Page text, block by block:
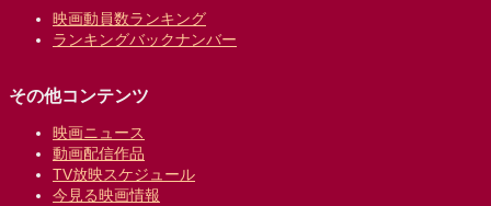
映画動員数ランキング
ランキングバックナンバー
その他コンテンツ
映画ニュース
動画配信作品
TV放映スケジュール
今見る映画情報